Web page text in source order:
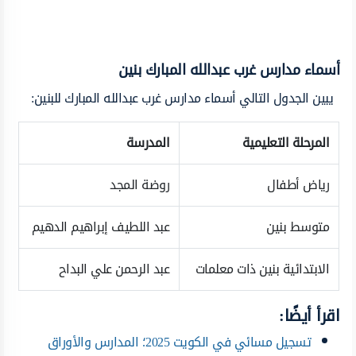
أسماء مدارس غرب عبدالله المبارك بنين
يبين الجدول التالي أسماء مدارس غرب عبدالله المبارك للبنين:
المرحلة التعليمية
المدرسة
رياض أطفال
روضة المجد
متوسط بنين
عبد اللطيف إبراهيم الدهيم
الابتدائية بنين ذات معلمات
عبد الرحمن علي البداح
اقرأ أيضًا:
تسجيل مسائي في الكويت 2025؛ المدارس والأوراق